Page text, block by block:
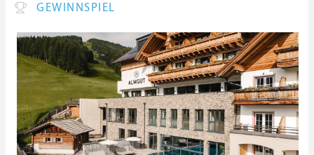
GEWINNSPIEL